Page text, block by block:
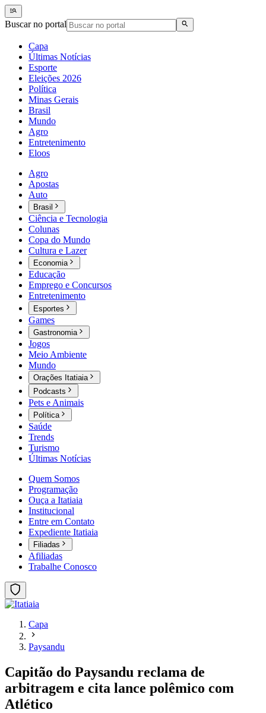
Buscar no portal
Capa
Últimas Notícias
Esporte
Eleições 2026
Política
Minas Gerais
Brasil
Mundo
Agro
Entretenimento
Eloos
Agro
Apostas
Auto
Brasil
Ciência e Tecnologia
Colunas
Copa do Mundo
Cultura e Lazer
Economia
Educação
Emprego e Concursos
Entretenimento
Esportes
Games
Gastronomia
Jogos
Meio Ambiente
Mundo
Orações Itatiaia
Podcasts
Pets e Animais
Política
Saúde
Trends
Turismo
Últimas Notícias
Quem Somos
Programação
Ouça a Itatiaia
Institucional
Entre em Contato
Expediente Itatiaia
Filiadas
Afiliadas
Trabalhe Conosco
Capa
Paysandu
Capitão do Paysandu reclama de
arbitragem e cita lance polêmico com
Atlético